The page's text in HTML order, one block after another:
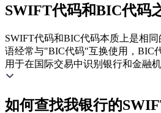
SWIFT代码和BIC代码
SWIFT代码和BIC代码本质上是相
语经常与"BIC代码"互换使用，BIC
用于在国际交易中识别银行和金融机
如何查找我银行的